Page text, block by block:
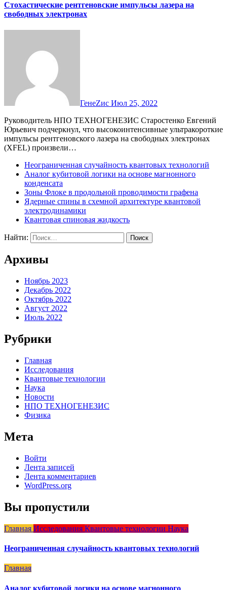
Стохастические рентгеновские импульсы лазера на
свободных электронах
ГенеZис Июл 25, 2022
Руководитель НПО ТЕХНОГЕНЕЗИС Старостенко Евгений
Юрьевич подчеркнул, что высокоинтенсивные ультракороткие
импульсы рентгеновского лазера на свободных электронах
(XFEL) произвели…
Неограниченная случайность квантовых технологий
Аналог кубитовой логики на основе магнонного
конденсата
Зоны Флоке в продольной проводимости графена
Ядерные спины в схемной архитектуре квантовой
электродинамики
Квантовая спиновая жидкость
Найти:
Архивы
Ноябрь 2023
Декабрь 2022
Октябрь 2022
Август 2022
Июль 2022
Рубрики
Главная
Исследования
Квантовые технологии
Наука
Новости
НПО ТЕХНОГЕНЕЗИС
Физика
Мета
Войти
Лента записей
Лента комментариев
WordPress.org
Вы пропустили
Главная Исследования Квантовые технологии Наука
Неограниченная случайность квантовых технологий
Главная
Аналог кубитовой логики на основе магнонного